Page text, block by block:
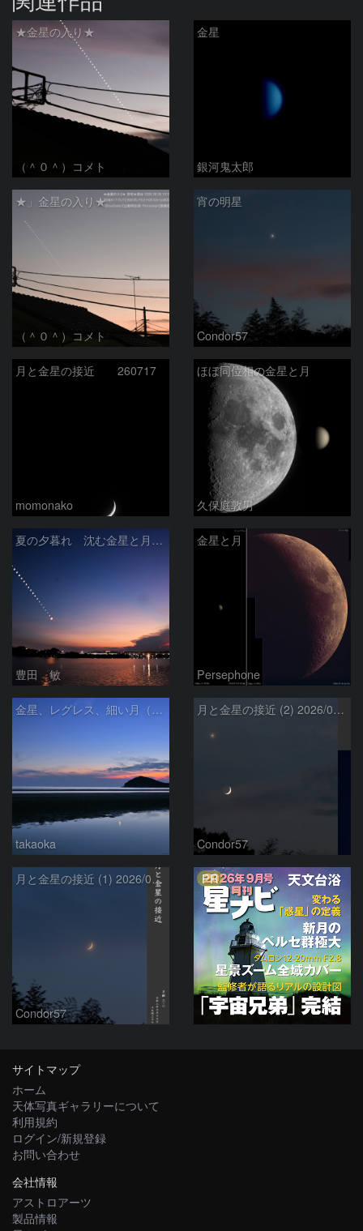
★金星の入り★
（＾０＾）コメト
金星
銀河鬼太郎
★」金星の入り★
（＾０＾）コメト
宵の明星
Condor57
月と金星の接近 260717
momonako
ほぼ同位相の金星と月
久保庭敦男
夏の夕暮れ 沈む金星と月 2026/7/20
豊田 敏
金星と月
Persephone
金星、レグレス、細い月（７月１６日）
takaoka
月と金星の接近 (2) 2026/07/17
Condor57
月と金星の接近 (1) 2026/07/17
Condor57
PR
サイトマップ
ホーム
天体写真ギャラリーについて
利用規約
ログイン/新規登録
お問い合わせ
会社情報
アストロアーツ
製品情報